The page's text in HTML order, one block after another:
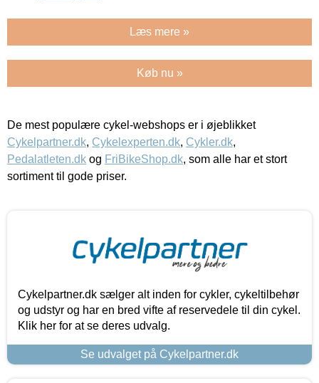
Læs mere »
Køb nu »
De mest populære cykel-webshops er i øjeblikket
Cykelpartner.dk, Cykelexperten.dk, Cykler.dk,
Pedalatleten.dk og FriBikeShop.dk, som alle har et stort
sortiment til gode priser.
Cykelpartner.dk sælger alt inden for cykler, cykeltilbehør
og udstyr og har en bred vifte af reservedele til din cykel.
Klik her for at se deres udvalg.
Se udvalget på Cykelpartner.dk